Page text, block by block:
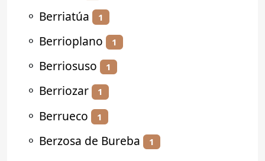
⚬ Berriatúa 1
⚬ Berrioplano 1
⚬ Berriosuso 1
⚬ Berriozar 1
⚬ Berrueco 1
⚬ Berzosa de Bureba 1